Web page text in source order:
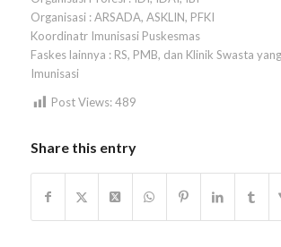
Organisasi : ARSADA, ASKLIN, PFKI
Koordinatr Imunisasi Puskesmas
Faskes lainnya : RS, PMB, dan Klinik Swasta
Imunisasi
Post Views: 489
Share this entry